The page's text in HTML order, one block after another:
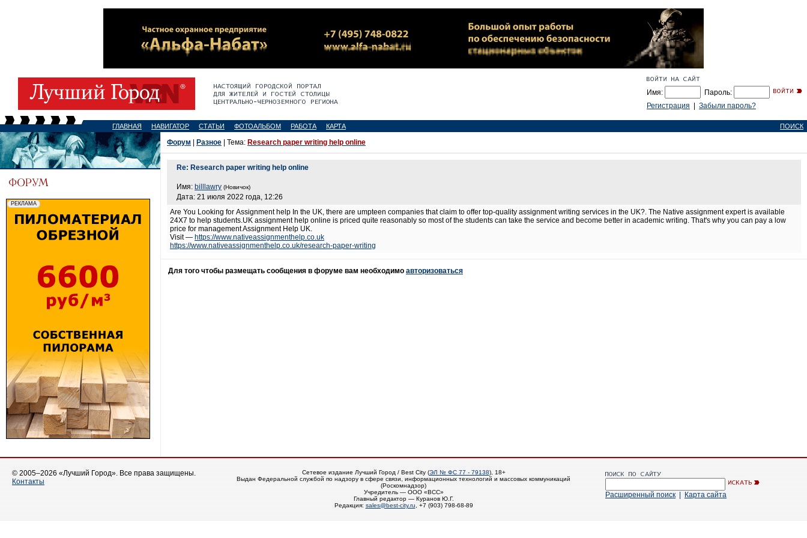
Имя:
Пароль:
Регистрация
Забыли пароль?
ГЛАВНАЯ НАВИГАТОР СТАТЬИ ФОТОАЛЬБОМ РАБОТА КАРТА ПОИСК
Форум Разное | Тема: Research paper writing help online
Re: Research paper writing help online
Имя: billlawry (Новичок)
Дата: 21 июля 2022 года, 12:26
Are You Looking for Assignment help In the UK, there are umpteen companies that claim to offer top-quality assignment writing services in the UK?. The Native assignment expert is available
24X7 to help students.UK assignment help online is priced quite reasonably so most of the students can take the service and become better in academic writing. That's why you can pay a low
price for management Assignment Help UK.
Visit — https://www.nativeassignmenthelp.co.uk
https://www.nativeassignmenthelp.co.uk/research-paper-writing
Для того чтобы размещать сообщения в форуме вам необходимо авторизоваться
© 2005–2026 «Лучший Город». Все права защищены.
Контакты
Сетевое издание Лучший Город / Best City (ЭЛ № ФС 77 - 79138), 18+
Выдан Федеральной службой по надзору в сфере связи, информационных технологий и массовых коммуникаций
(Роскомнадзор)
Учредитель — ООО «ВСС»
Главный редактор — Куранов Ю.Г.
Редакция: sales@best-city.ru , +7 (903) 798-68-89
Расширенный поиск Карта сайта